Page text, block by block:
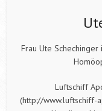
Frau Ute
Luftschiff
(http://www.luftschiff-